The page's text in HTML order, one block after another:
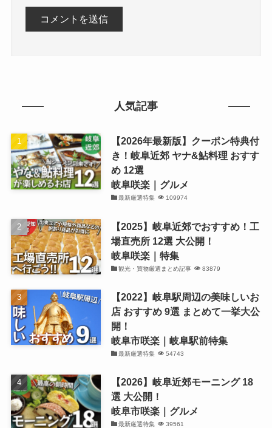
人気記事
【2026年最新版】クーポン特典付
き！岐阜近郊 ヤナ&鮎料理 おすす
め 12選
岐阜咲楽｜グルメ
最新厳選特集 109974
【2025】岐阜近郊でおすすめ！工
場直売所 12選 大公開！
岐阜咲楽｜特集
観光・買物厳選まとめ記事 83879
【2022】岐阜駅周辺の美味しいお
店 おすすめ 9選 まとめて一挙大公
開！
岐阜市咲楽｜岐阜駅前特集
最新厳選特集 54743
【2026】岐阜近郊モーニング 18
選 大公開！
岐阜市咲楽｜グルメ
最新厳選特集 39561